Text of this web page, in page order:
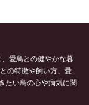
、愛鳥との健やかな暮
の特徴や飼い方、愛
たい鳥の心や病気に関